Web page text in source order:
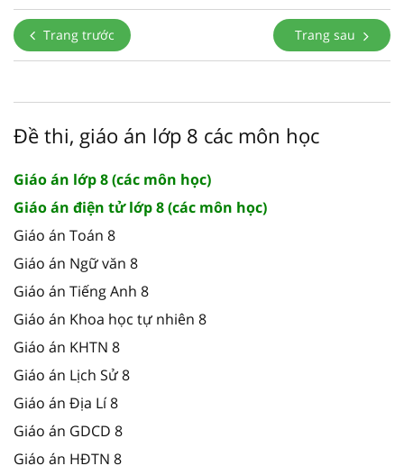
Trang trước Trang sau
Đề thi, giáo án lớp 8 các môn học
Giáo án lớp 8 (các môn học)
Giáo án điện tử lớp 8 (các môn học)
Giáo án Toán 8
Giáo án Ngữ văn 8
Giáo án Tiếng Anh 8
Giáo án Khoa học tự nhiên 8
Giáo án KHTN 8
Giáo án Lịch Sử 8
Giáo án Địa Lí 8
Giáo án GDCD 8
Giáo án HĐTN 8